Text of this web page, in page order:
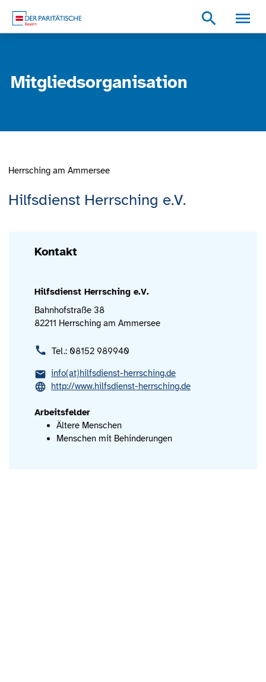
search
Mitgliedsorganisation
Hilfsdienst Herrsching e.V.
Herrsching am Ammersee
Kontakt
Hilfsdienst Herrsching e.V.
Bahnhofstraße 38
82211 Herrsching am Ammersee
Tel.: 08152 989940
info(at)hilfsdienst-herrsching.de
http://www.hilfsdienst-herrsching.de
Arbeitsfelder
Ältere Menschen
Menschen mit Behinderungen